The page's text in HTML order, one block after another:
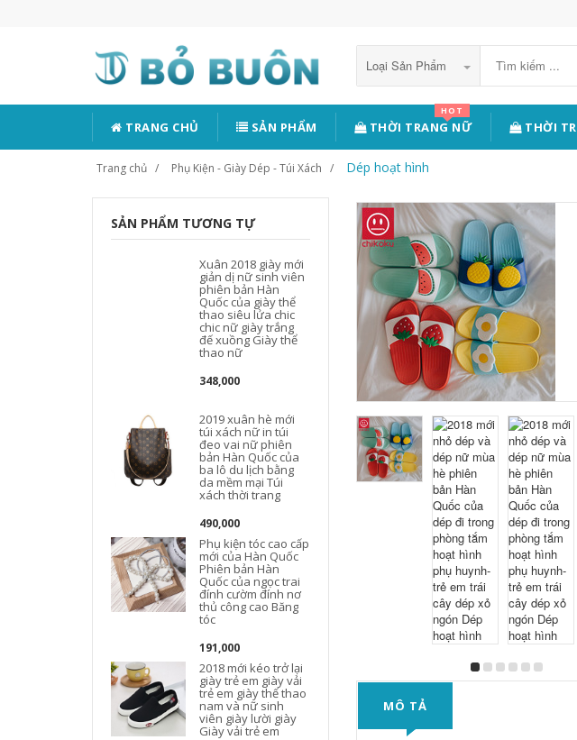
Loại Sản Phẩm
TRANG CHỦ SẢN PHẨM THỜI TRANG NỮ
HOT
THỜI
Trang chủ Phụ Kiện - Giày Dép - Túi Xách Dép hoạt hình
SẢN PHẨM TƯƠNG TỰ
Xuân 2018 giày mới
giản dị nữ sinh viên
phiên bản Hàn
Quốc của giày thể
thao siêu lửa chic
chic nữ giày trắng
đế xuồng Giày thể
thao nữ
348,000
2019 xuân hè mới
túi xách nữ in túi
đeo vai nữ phiên
bản Hàn Quốc của
ba lô du lịch bằng
da mềm mại Túi
xách thời trang
490,000
Phụ kiện tóc cao cấp
mới của Hàn Quốc
Phiên bản Hàn
Quốc của ngọc trai
đính cườm đính nơ
thủ công cao Băng
tóc
191,000
2018 mới kéo trở lại
giày trẻ em giày vải
trẻ em giày thể thao
nam và nữ sinh
viên giày lười giày
Giày vải trẻ em
MÔ TẢ